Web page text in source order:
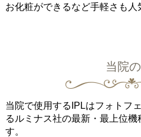
お化粧ができるなど手軽さも人
当院
当院で使用するIPLはフォトフ
るルミナス社の最新・最上位
す。